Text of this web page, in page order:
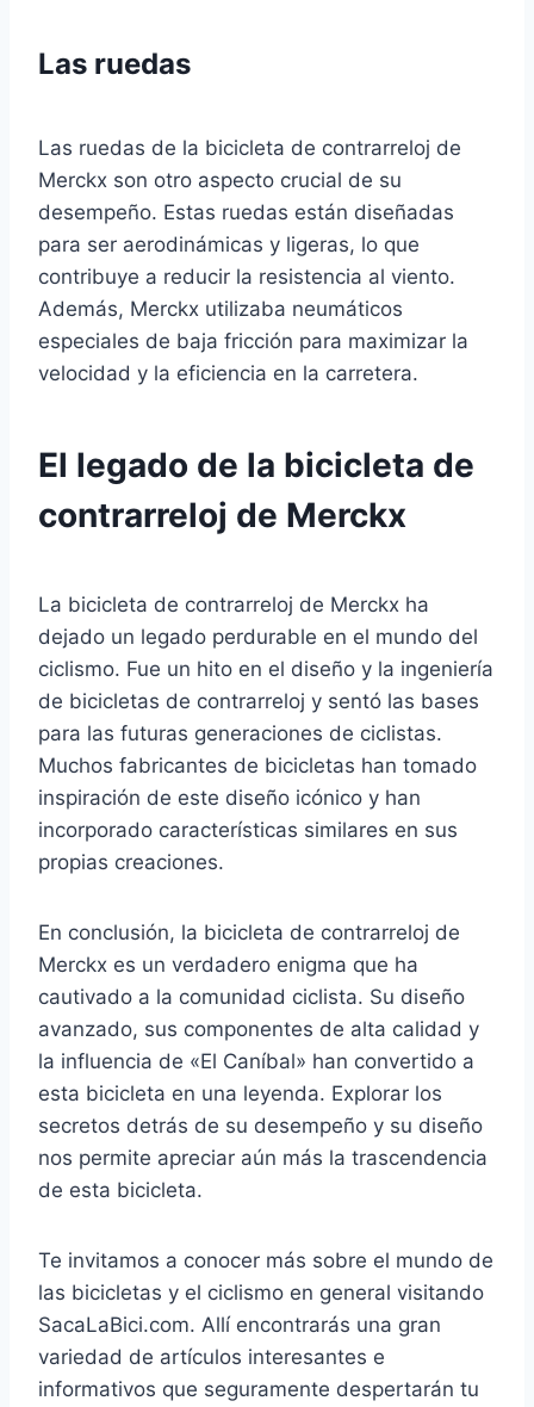
Las ruedas
Las ruedas de la bicicleta de contrarreloj de
Merckx son otro aspecto crucial de su
desempeño. Estas ruedas están diseñadas
para ser aerodinámicas y ligeras, lo que
contribuye a reducir la resistencia al viento.
Además, Merckx utilizaba neumáticos
especiales de baja fricción para maximizar la
velocidad y la eficiencia en la carretera.
El legado de la bicicleta de
contrarreloj de Merckx
La bicicleta de contrarreloj de Merckx ha
dejado un legado perdurable en el mundo del
ciclismo. Fue un hito en el diseño y la ingeniería
de bicicletas de contrarreloj y sentó las bases
para las futuras generaciones de ciclistas.
Muchos fabricantes de bicicletas han tomado
inspiración de este diseño icónico y han
incorporado características similares en sus
propias creaciones.
En conclusión, la bicicleta de contrarreloj de
Merckx es un verdadero enigma que ha
cautivado a la comunidad ciclista. Su diseño
avanzado, sus componentes de alta calidad y
la influencia de «El Caníbal» han convertido a
esta bicicleta en una leyenda. Explorar los
secretos detrás de su desempeño y su diseño
nos permite apreciar aún más la trascendencia
de esta bicicleta.
Te invitamos a conocer más sobre el mundo de
las bicicletas y el ciclismo en general visitando
SacaLaBici.com. Allí encontrarás una gran
variedad de artículos interesantes e
informativos que seguramente despertarán tu